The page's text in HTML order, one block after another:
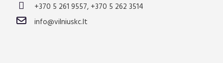
+370 5 261 9557, +370 5 262 3514
info@vilniuskc.lt